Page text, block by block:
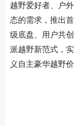
越野爱好者、户
态的需求，推出
级底盘、用户共
派越野新范式，
义自主豪华越野价